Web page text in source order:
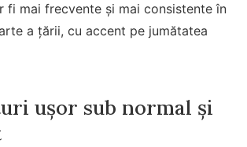
fi mai frecvente și mai consistente în
a țării, cu accent pe jumătatea
ușor sub normal și